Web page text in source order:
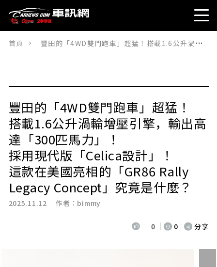
首頁 豐田的「4WD雙門跑車」超猛！搭載1.6公升渦輪增壓引擎，輸出高達「300匹馬力」！採用現代版「Celica設計」！這款在美國亮相的「GR86 Rally Legacy Concept」究竟是什麼？
豐田的「4WD雙門跑車」超猛！
搭載1.6公升渦輪增壓引擎，輸出高
達「300匹馬力」！
採用現代版「Celica設計」！
這款在美國亮相的「GR86 Rally
Legacy Concept」究竟是什麼？
2025.11.12 作者： bimmy
0 0 分享